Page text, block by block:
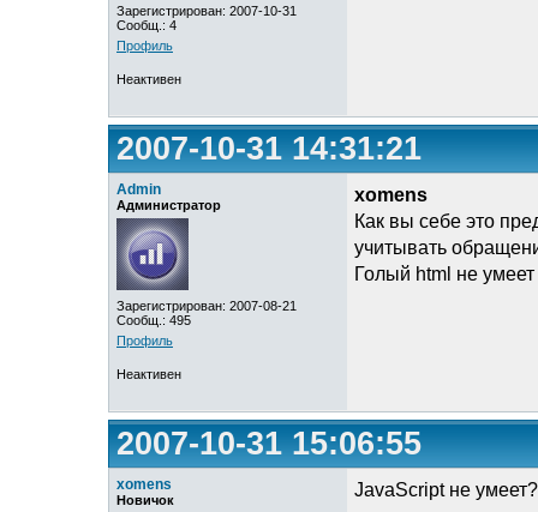
Зарегистрирован: 2007-10-31
Сообщ.: 4
Профиль
Неактивен
2007-10-31 14:31:21
Admin
Администратор
Зарегистрирован: 2007-08-21
Сообщ.: 495
Профиль
xomens
Как вы себе это
учитывать
Голый html не
Неактивен
2007-10-31 15:06:55
xomens
Новичок
JavaScript не умеет?